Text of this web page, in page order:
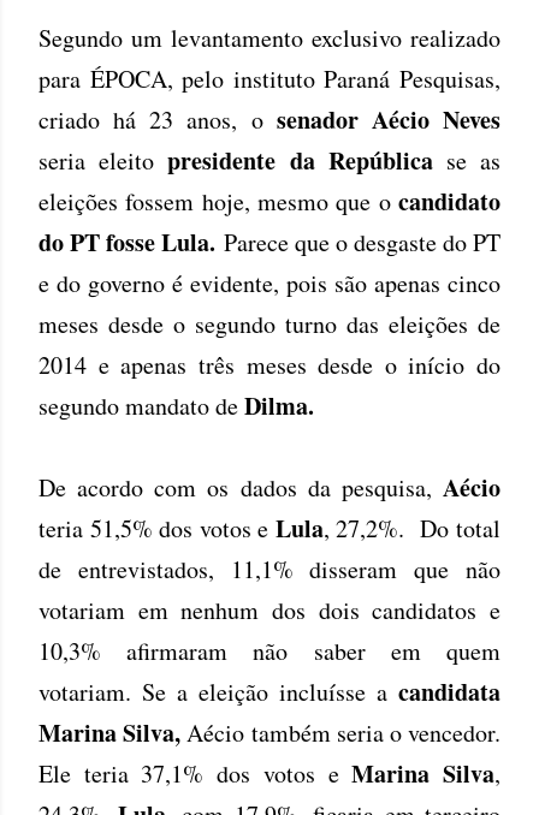
Segundo um levantamento exclusivo realizado
para ÉPOCA, pelo instituto Paraná Pesquisas,
criado há 23 anos, o senador Aécio Neves
seria eleitopresidente da República se as
eleições fossem hoje, mesmo que o candidato
do PT fosse Lula. Parece que o desgaste do PT
e do governo é evidente, pois são apenas cinco
meses desde o segundo turno das eleições de
2014 e apenas três meses desde o início do
segundo mandato deDilma.
De acordo com os dados da pesquisa, Aécio
teria 51,5% dos votos e Lula, 27,2%. Do total
de entrevistados, 11,1% disseram que não
votariam em nenhum dos dois candidatos e
10,3% afirmaram não saber em quem
votariam. Se a eleição incluísse a candidata
Marina Silva,Aécio também seria o vencedor.
Ele teria 37,1% dos votos eMarina Silva,